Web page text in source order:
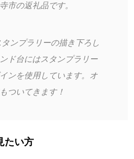
市の返礼品です。
ンプラリーの描き下ろし
ド台にはスタンプラリー
ンを使用しています。オ
ついてきます！
たい方